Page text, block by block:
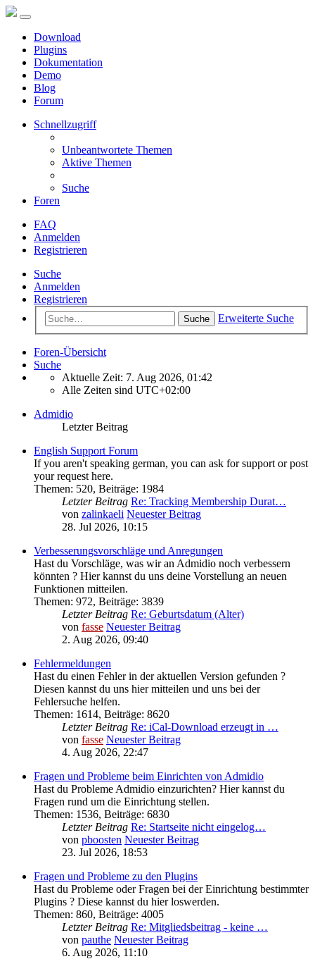
Download
Plugins
Dokumentation
Demo
Blog
Forum
Schnellzugriff
Unbeantwortete Themen
Aktive Themen
Suche
Foren
FAQ
Anmelden
Registrieren
Suche
Anmelden
Registrieren
Suche Erweiterte Suche
Foren-Übersicht
Suche
Aktuelle Zeit: 7. Aug 2026, 01:42
Alle Zeiten sind UTC+02:00
Admidio
Letzter Beitrag
English Support Forum
If you aren't speaking german, you can ask for support or post
your request here.
Themen: 520, Beiträge: 1984
Letzter Beitrag Re: Tracking Membership Durat…
von zalinkaeli Neuester Beitrag
28. Jul 2026, 10:15
Verbesserungsvorschläge und Anregungen
Hast du Vorschläge, was wir an Admidio noch verbessern
könnten ? Hier kannst du uns deine Vorstellung an neuen
Funktionen mitteilen.
Themen: 972, Beiträge: 3839
Letzter Beitrag Re: Geburtsdatum (Alter)
von fasse Neuester Beitrag
2. Aug 2026, 09:40
Fehlermeldungen
Hast du einen Fehler in der aktuellen Version gefunden ?
Diesen kannst du uns hier mitteilen und uns bei der
Fehlersuche helfen.
Themen: 1614, Beiträge: 8620
Letzter Beitrag Re: iCal-Download erzeugt in …
von fasse Neuester Beitrag
4. Aug 2026, 22:47
Fragen und Probleme beim Einrichten von Admidio
Hast du Probleme Admidio einzurichten? Hier kannst du
Fragen rund um die Einrichtung stellen.
Themen: 1536, Beiträge: 6830
Letzter Beitrag Re: Startseite nicht eingelog…
von pboosten Neuester Beitrag
23. Jul 2026, 18:53
Fragen und Probleme zu den Plugins
Hast du Probleme oder Fragen bei der Einrichtung bestimmter
Plugins ? Diese kannst du hier loswerden.
Themen: 860, Beiträge: 4005
Letzter Beitrag Re: Mitgliedsbeitrag - keine …
von pauthe Neuester Beitrag
6. Aug 2026, 11:10